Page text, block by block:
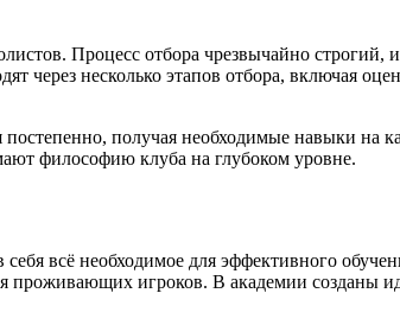
Процесс отбора чрезвычайно строгий,
несколько этапов отбора, включая
постепенно, получая необходимые навыки на
философию клуба на глубоком уровне.
себя всё необходимое для эффективного
проживающих игроков. В академии созданы